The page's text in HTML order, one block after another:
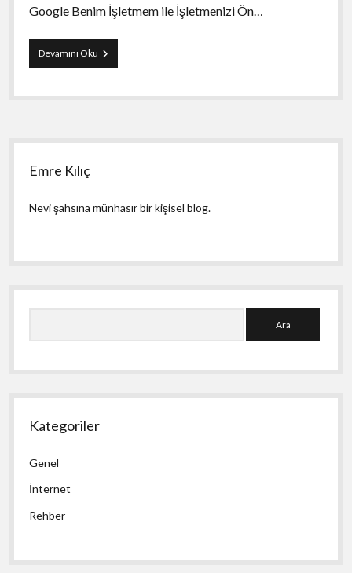
Google Benim İşletmem ile İşletmenizi Ön…
Devamını OkuGoogle
Ads
Rehberi
Yan
Menü
Emre Kılıç
Nevi şahsına münhasır bir kişisel blog.
Kategoriler
Genel
İnternet
Rehber